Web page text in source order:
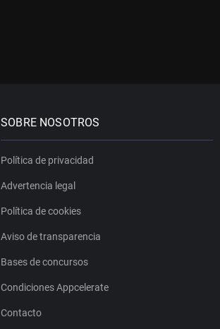
SOBRE NOSOTROS
Política de privacidad
Advertencia legal
Política de cookies
Aviso de transparencia
Bases de concursos
Condiciones Appcelerate
Contacto